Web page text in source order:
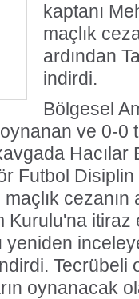
kaptanı
maçlık
ardından
indirdi.
Bölgesel
ve 0-0
Hacılar
Futbol
cezanın
itiraz
Tecrübeli
oynanacak